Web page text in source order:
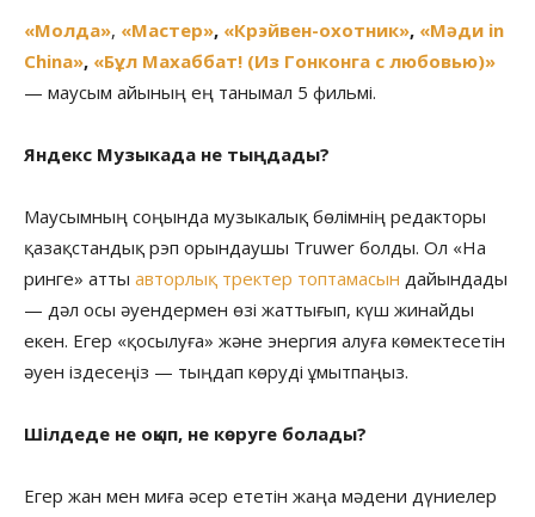
«Молда», «Мастер», «Крэйвен-охотник», «Мәди in
China», «Бұл Махаббат! (Из Гонконга с любовью)»
— маусым айының ең танымал 5 фильмі.
Яндекс Музыкада не тыңдады?
Маусымның соңында музыкалық бөлімнің редакторы
қазақстандық рэп орындаушы Truwer болды. Ол «На
ринге» атты авторлық тректер топтамасын дайындады
— дәл осы әуендермен өзі жаттығып, күш жинайды
екен. Егер «қосылуға» және энергия алуға көмектесетін
әуен іздесеңіз — тыңдап көруді ұмытпаңыз.
Шілдеде не оқып, не көруге болады?
Егер жан мен миға әсер ететін жаңа мәдени дүниелер